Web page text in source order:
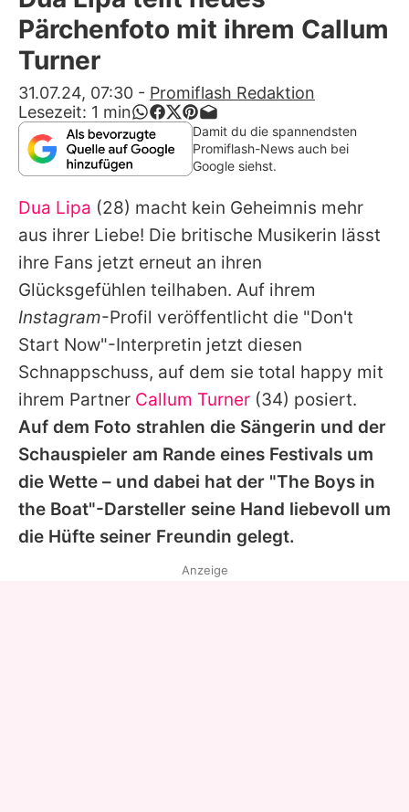
Alle Themen auf Promiflash
App runterladen
Team
Redaktionelle Richtlinien
Impressum
Datenschutzerklärung
Nutzungsbedingungen
Utiq verwalten
Pärchenfoto mit ihrem Callum
Turner
31.07.24, 07:30 - Promiflash Redaktion
Lesezeit: 1 min
Damit du die spannendsten
Promiflash-News auch bei
Google siehst.
Dua Lipa (28) macht kein Geheimnis mehr
aus ihrer Liebe! Die britische Musikerin lässt
ihre Fans jetzt erneut an ihren
Glücksgefühlen teilhaben. Auf ihrem
Instagram-Profil veröffentlicht die "Don't
Start Now"-Interpretin jetzt diesen
Schnappschuss, auf dem sie total happy mit
ihrem Partner Callum Turner (34) posiert.
Auf dem Foto strahlen die Sängerin und der
Schauspieler am Rande eines Festivals um
die Wette – und dabei hat der "The Boys in
the Boat"-Darsteller seine Hand liebevoll um
die Hüfte seiner Freundin gelegt.
Anzeige